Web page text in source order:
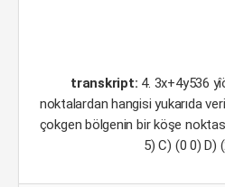
transkript: 4. 3x+4y536
noktalardan hangisi yukarıda
çokgen bölgenin bir köşe
5) C) (0 0) D)